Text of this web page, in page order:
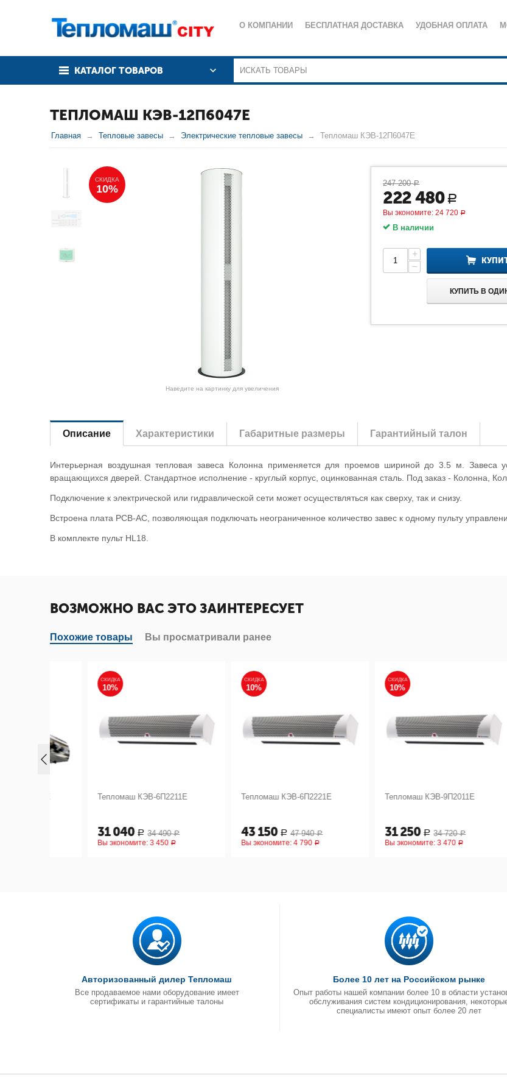
О КОМПАНИИ БЕСПЛАТНАЯ ДОСТАВКА УДОБНАЯ ОПЛАТА
КАТАЛОГ ТОВАРОВ
ТЕПЛОМАШ КЭВ-12П6047Е
Главная Тепловые завесы Электрические тепловые завесы Тепломаш КЭВ-12П6047Е
СКИДКА
10%
Наведите на картинку для увеличения
247 200 Р
222 480 Р
Вы экономите:24 720 Р
В наличии
+
−
КУПИТЬ В
Описание Характеристики Габаритные размеры Гарантийный талон
Интерьерная воздушная тепловая завеса Колонна применяется для проемов шириной до 3.5 м.
вращающихся дверей. Стандартное исполнение - круглый корпус, оцинкованная сталь. Под заказ - Колонна,
Подключение к электрической или гидравлической сети может осуществляться как сверху, так и снизу.
Встроена плата PCB-AC, позволяющая подключать неограниченное количество завес к одному пульту
В комплекте пульт HL18.
ВОЗМОЖНО ВАС ЭТО ЗАИНТЕРЕСУЕТ
Похожие товары Вы просматривали ранее
Тепломаш КЭВ-6П2211Е
31 040 Р 34 490 Р
Вы экономите:3 450 Р
Тепломаш КЭВ-6П2221Е
43 150 Р 47 940 Р
Вы экономите:4 790 Р
Тепломаш КЭВ-9П2011Е
31 250 Р 34 720 Р
Вы экономите:3 470 Р
Авторизованный дилер Тепломаш
Все продаваемое нами оборудование имеет
сертификаты и гарантийные талоны
Более 10 лет на Российском рынке
Опыт работы нашей компании более 10 в области
обслуживания систем кондиционирования,
специалисты имеют опыт более 20 лет